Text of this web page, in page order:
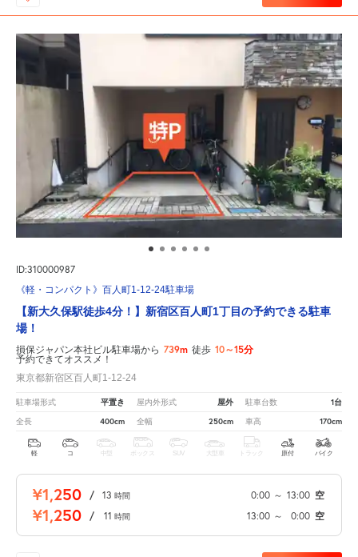
ID:310000987
《軽・コンパクト》百人町1-12-24駐車場
【新大久保駅徒歩4分！】新宿区百人町1丁目の予約できる駐車
場！
損保ジャパン本社ビル駐車場から 739m 徒歩 10～15分
予約できてオススメ！
東京都新宿区百人町1-12-24
駐車場形式 平置き 屋内外形式 屋外 駐車台数 1台
全長 400cm 全幅 250cm 車高 170cm
軽 コ 中型 ボックス SUV 大型車 トラック 原付 バイク
¥1,250 / 13 時間 0:00 ～ 13:00 空
¥1,250 / 11 時間 13:00 ～ 0:00 空